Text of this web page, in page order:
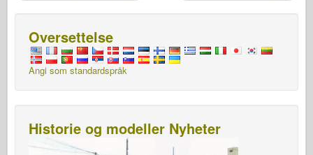
Oversettelse
Angi som standardspråk
Historie og modeller Nyheter